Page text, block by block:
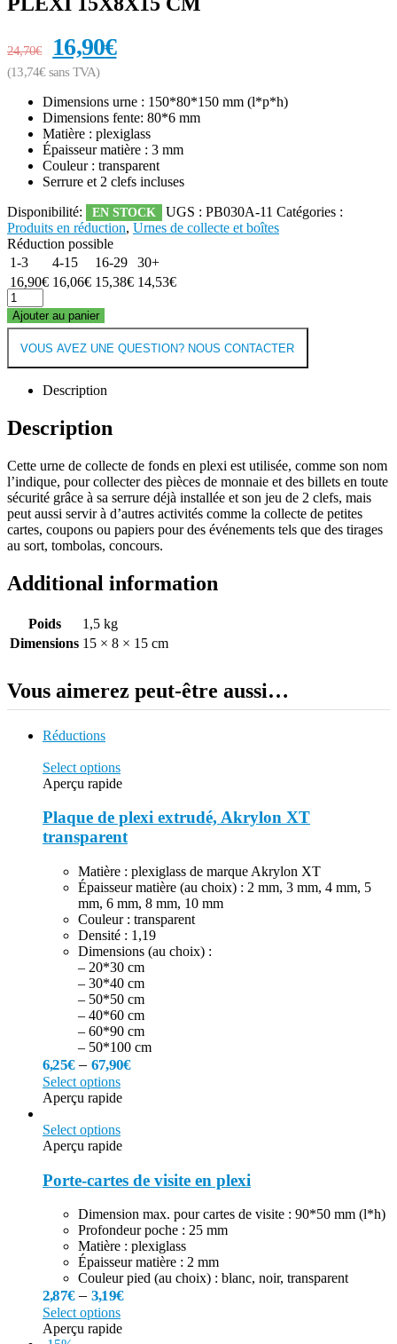
24,70€ 16,90€
(13,74€sans TVA)
Dimensions urne : 150*80*150 mm (l*p*h)
Dimensions fente: 80*6 mm
Matière : plexiglass
Épaisseur matière : 3 mm
Couleur : transparent
Serrure et 2 clefs incluses
Disponibilité:
EN STOCK UGS : PB030A-11 Catégories :
Produits en réduction, Urnes de collecte et boîtes
Réduction possible
1-3
4-15 16-29
30+
16,90€ 16,06€ 15,38€ 14,53€
Ajouter au panier
VOUS AVEZ UNE QUESTION? NOUS CONTACTER
Description
Description
Cette urne de collecte de fonds en plexi est utilisée, comme son nom
l’indique, pour collecter des pièces de monnaie et des billets en toute
sécurité grâce à sa serrure déjà installée et son jeu de 2 clefs, mais
peut aussi servir à d’autres activités comme la collecte de petites
cartes, coupons ou papiers pour des événements tels que des tirages
au sort, tombolas, concours.
Additional information
Poids
1,5 kg
Dimensions 15 × 8 × 15 cm
Vous aimerez peut-être aussi…
Réductions
Select options
Aperçu rapide
Plaque de plexi extrudé, Akrylon XT
transparent
Matière : plexiglass de marque Akrylon XT
Épaisseur matière (au choix) : 2 mm, 3 mm, 4 mm, 5
mm, 6 mm, 8 mm, 10 mm
Couleur : transparent
Densité : 1,19
Dimensions (au choix) :
– 20*30 cm
– 30*40 cm
– 50*50 cm
– 40*60 cm
– 60*90 cm
– 50*100 cm
6,25€–67,90€
Select options
Aperçu rapide
Select options
Aperçu rapide
Porte-cartes de visite en plexi
Dimension max. pour cartes de visite : 90*50 mm (l*h)
Profondeur poche : 25 mm
Matière : plexiglass
Épaisseur matière : 2 mm
Couleur pied (au choix) : blanc, noir, transparent
2,87€–3,19€
Select options
Aperçu rapide